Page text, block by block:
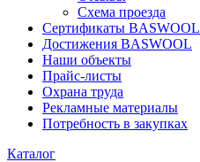
Схема проезда
Сертификаты BASWOOL
Достижения BASWOOL
Наши объекты
Прайс-листы
Охрана труда
Рекламные материалы
Потребность в закупках
Каталог